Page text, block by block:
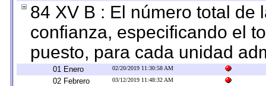
84 XV B : El número total de
confianza, especificando el
puesto, para cada unidad
01 Enero 02/20/2019 11:30:58 AM
02 Febrero 03/12/2019 11:48:32 AM